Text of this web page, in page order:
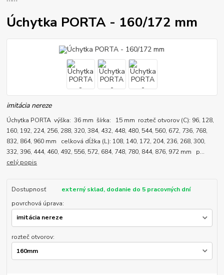
Úchytka PORTA - 160/172 mm
imitácia nereze
Úchytka PORTA výška: 36 mm šírka: 15 mm rozteč otvorov (C): 96, 128,
160, 192, 224, 256, 288, 320, 384, 432, 448, 480, 544, 560, 672, 736, 768,
832, 864, 960 mm celková dĺžka (L): 108, 140, 172, 204, 236, 268, 300,
332, 396, 444, 460, 492, 556, 572, 684, 748, 780, 844, 876, 972 mm p...
celý popis
Dostupnosť
externý sklad, dodanie do 5 pracovných dní
povrchová úprava:
rozteč otvorov: